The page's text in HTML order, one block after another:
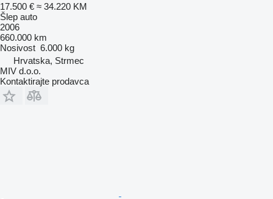
17.500 € ≈ 34.220 KM
Šlep auto
2006
660.000 km
Nosivost 6.000 kg
Hrvatska, Strmec
MIV d.o.o.
Kontaktirajte prodavca